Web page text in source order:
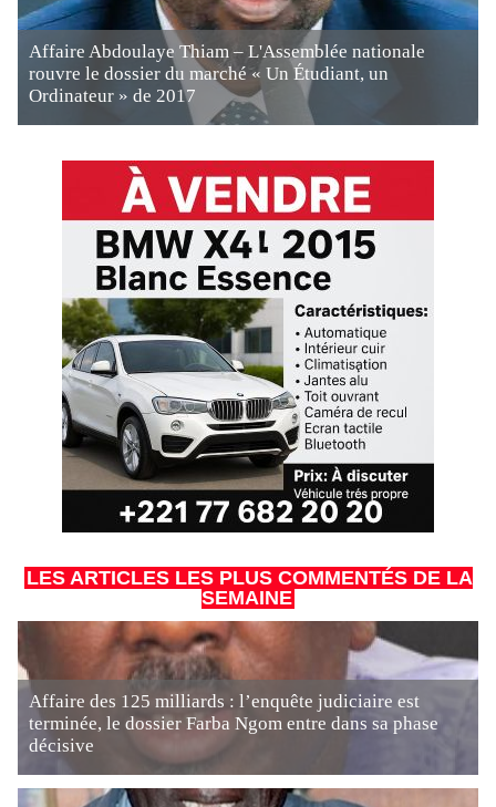
Affaire Abdoulaye Thiam – L'Assemblée nationale
rouvre le dossier du marché « Un Étudiant, un
Ordinateur » de 2017
LES ARTICLES LES PLUS COMMENTÉS DE LA
SEMAINE
Affaire des 125 milliards : l’enquête judiciaire est
terminée, le dossier Farba Ngom entre dans sa phase
décisive